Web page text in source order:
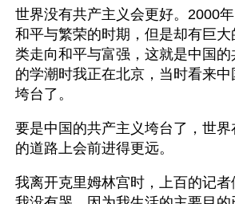
世界没有共产主义会更好。2000
和平与繁荣的时期，但是却有巨大
类走向和平与富强，这就是中国
的学潮时我正在北京，当时看来
垮台了。
要是中国的共产主义垮台了，世界
的道路上会前进得更远。
我离开克里姆林宫时，上百的记者